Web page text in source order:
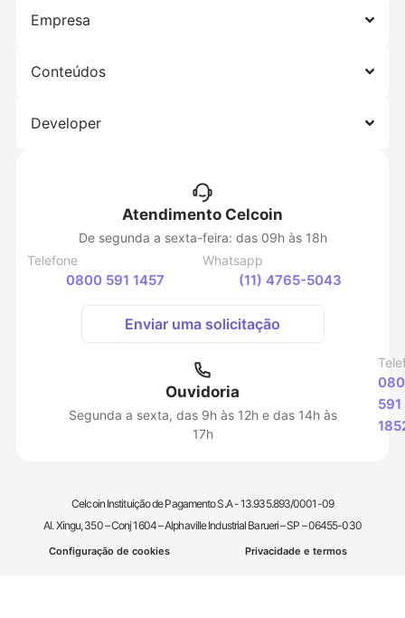
Empresa
Conteúdos
Developer
Atendimento Celcoin
De segunda a sexta-feira: das 09h às 18h
Telefone
0800 591 1457
Whatsapp
(11) 4765-5043
Enviar uma solicitação
Ouvidoria
Segunda a sexta, das 9h às 12h e das 14h às
17h
591
Celcoin Instituição de Pagamento S.A - 13.935.893/0001-09
Al. Xingu, 350 – Conj 1604 – Alphaville Industrial Barueri – SP – 06455-030
Configuração de cookies Privacidade e termos